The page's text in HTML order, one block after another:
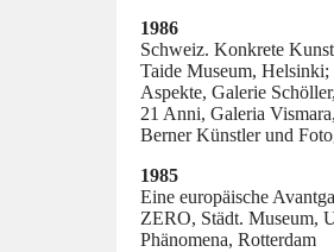
1986
Schweiz. Konkrete
Taide Museum, Helsinki;
Aspekte, Galerie
21 Anni, Galeria
Berner Künstler und
1985
Eine europäische
ZERO, Städt. Museum,
Phänomena, Rotterdam